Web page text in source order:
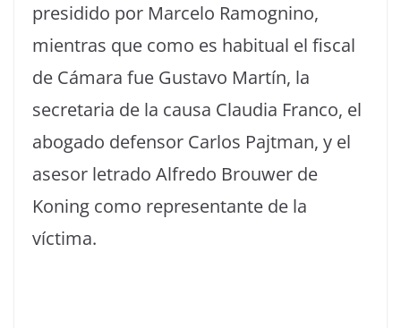
presidido por Marcelo Ramognino,
mientras que como es habitual el fiscal
de Cámara fue Gustavo Martín, la
secretaria de la causa Claudia Franco, el
abogado defensor Carlos Pajtman, y el
asesor letrado Alfredo Brouwer de
Koning como representante de la
víctima.